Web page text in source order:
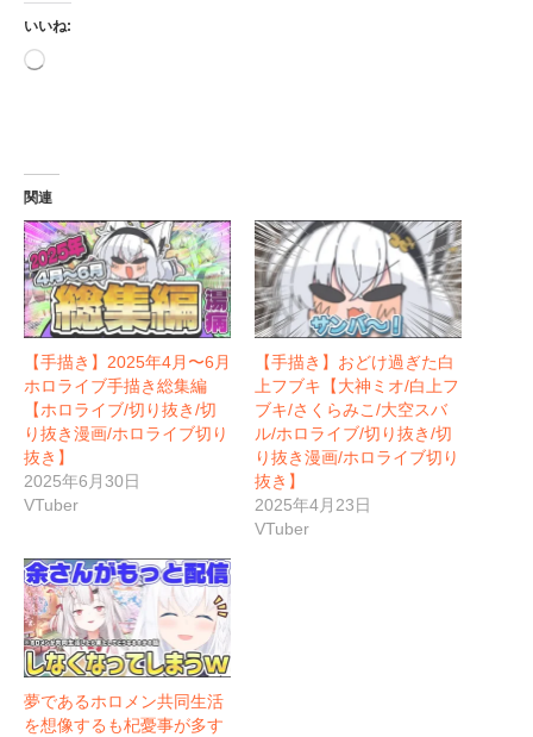
いいね:
読
関連
【手描き】2025年4月〜6月
ホロライブ手描き総集編
【ホロライブ/切り抜き/切
り抜き漫画/ホロライブ切り
抜き】
2025年6月30日
VTuber
【手描き】おどけ過ぎた白
上フブキ【大神ミオ/白上フ
ブキ/さくらみこ/大空スバ
ル/ホロライブ/切り抜き/切
り抜き漫画/ホロライブ切り
抜き】
2025年4月23日
VTuber
夢であるホロメン共同生活
を想像するも杞憂事が多す